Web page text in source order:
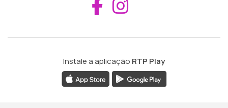
Aceder ao
Instale a aplicação RTP Play